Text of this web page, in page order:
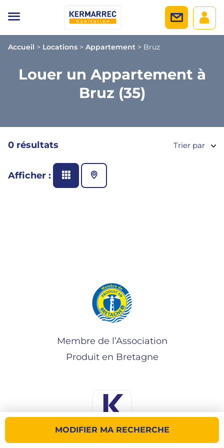
Accueil > Locations > Appartement > Bruz
Louer un Appartement à
Bruz (35)
MODIFIER MA RECHERCHE
0 résultats Trier par
Afficher :
Membre de l’Association
Produit en Bretagne